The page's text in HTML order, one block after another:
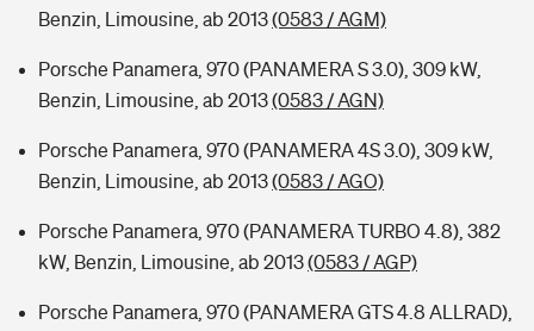
Benzin, Limousine, ab 2013(0583 / AGM)
Porsche Panamera, 970 (PANAMERA S 3.0), 309 kW,
Benzin, Limousine, ab 2013(0583 / AGN)
Porsche Panamera, 970 (PANAMERA 4S 3.0), 309 kW,
Benzin, Limousine, ab 2013(0583 / AGO)
Porsche Panamera, 970 (PANAMERA TURBO 4.8), 382
kW, Benzin, Limousine, ab 2013(0583 / AGP)
Porsche Panamera, 970 (PANAMERA GTS 4.8 ALLRAD),